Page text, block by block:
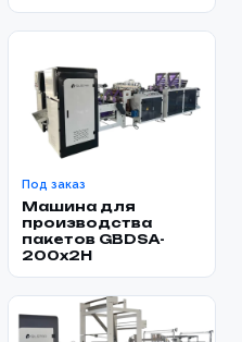
Под заказ
Машина для
производства
пакетов GBDSA-
200x2H